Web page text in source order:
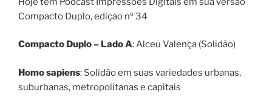
Compacto Duplo, edição nº 34
Compacto Duplo – Lado A: Alceu Valença (Solidão)
Homo sapiens: Solidão em suas variedades urbanas,
suburbanas, metropolitanas e capitais